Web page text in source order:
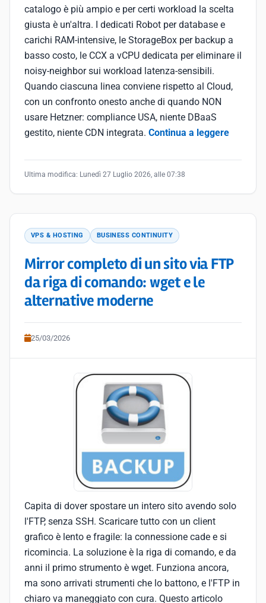
catalogo è più ampio e per certi workload la scelta
giusta è un'altra. I dedicati Robot per database e
carichi RAM-intensive, le StorageBox per backup a
basso costo, le CCX a vCPU dedicata per eliminare il
noisy-neighbor sui workload latenza-sensibili.
Quando ciascuna linea conviene rispetto al Cloud,
con un confronto onesto anche di quando NON
usare Hetzner: compliance USA, niente DBaaS
gestito, niente CDN integrata. Continua a leggere
Ultima modifica: Lunedì 27 Luglio 2026, alle 07:38
VPS & HOSTING BUSINESS CONTINUITY
Mirror completo di un sito via FTP
da riga di comando: wget e le
alternative moderne
25/03/2026
Capita di dover spostare un intero sito avendo solo
l'FTP, senza SSH. Scaricare tutto con un client
grafico è lento e fragile: la connessione cade e si
ricomincia. La soluzione è la riga di comando, e da
anni il primo strumento è wget. Funziona ancora,
ma sono arrivati strumenti che lo battono, e l'FTP in
chiaro va maneggiato con cura. Questo articolo